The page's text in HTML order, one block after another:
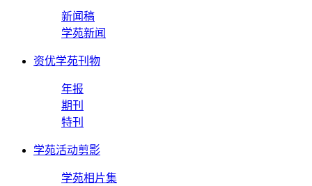
新闻稿
学苑新闻
资优学苑刊物
年报
期刊
特刊
学苑活动剪影
学苑相片集